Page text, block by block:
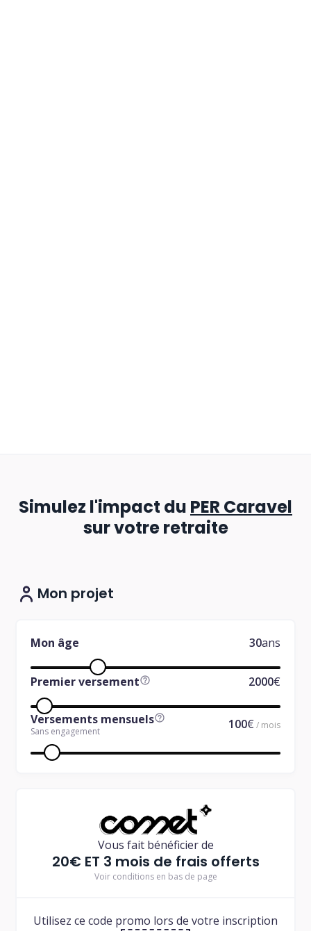
Simulez l'impact du PER Caravel
sur votre retraite
Mon projet
Mon âge 30ans
Premier versement 2000€
Versements mensuels
Sans engagement 100€ / mois
Vous fait bénéficier de
20€ ET 3 mois de frais offerts
Voir conditions en bas de page
Utilisez ce code promo lors de votre inscription